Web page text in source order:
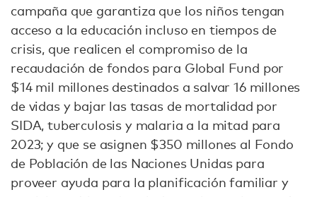
campaña que garantiza que los niños tengan
acceso a la educación incluso en tiempos de
crisis, que realicen el compromiso de la
recaudación de fondos para Global Fund por
$14 mil millones destinados a salvar 16 millones
de vidas y bajar las tasas de mortalidad por
SIDA, tuberculosis y malaria a la mitad para
2023; y que se asignen $350 millones al Fondo
de Población de las Naciones Unidas para
proveer ayuda para la planificación familiar y